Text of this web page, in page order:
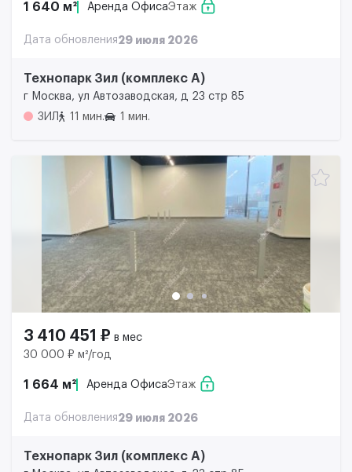
1 640 м² Аренда ОфисаЭтаж
Дата обновления29 июля 2026
Технопарк Зил (комплекс А)
г Москва, ул Автозаводская, д 23 стр 85
ЗИЛ
11 мин. 1 мин.
3 410 451 ₽ в мес
30 000 ₽ м²/год
1 664 м² Аренда ОфисаЭтаж
Дата обновления29 июля 2026
Технопарк Зил (комплекс А)